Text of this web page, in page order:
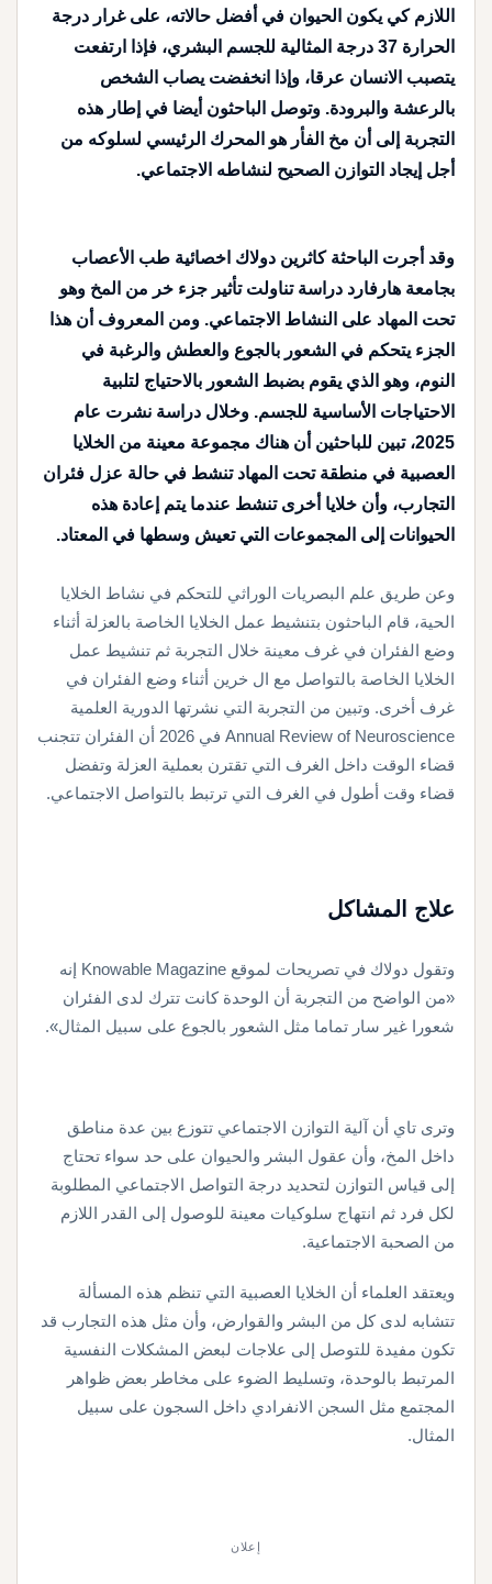
اللازم كي يكون الحيوان في أفضل حالاته، على غرار درجة
الحرارة 37 درجة المثالية للجسم البشري، فإذا ارتفعت
يتصبب الانسان عرقا، وإذا انخفضت يصاب الشخص
بالرعشة والبرودة. وتوصل الباحثون أيضا في إطار هذه
التجربة إلى أن مخ الفأر هو المحرك الرئيسي لسلوكه من
أجل إيجاد التوازن الصحيح لنشاطه الاجتماعي.
وقد أجرت الباحثة كاثرين دولاك اخصائية طب الأعصاب
بجامعة هارفارد دراسة تناولت تأثير جزء خر من المخ وهو
تحت المهاد على النشاط الاجتماعي. ومن المعروف أن هذا
الجزء يتحكم في الشعور بالجوع والعطش والرغبة في
النوم، وهو الذي يقوم بضبط الشعور بالاحتياج لتلبية
الاحتياجات الأساسية للجسم. وخلال دراسة نشرت عام
2025، تبين للباحثين أن هناك مجموعة معينة من الخلايا
العصبية في منطقة تحت المهاد تنشط في حالة عزل فئران
التجارب، وأن خلايا أخرى تنشط عندما يتم إعادة هذه
الحيوانات إلى المجموعات التي تعيش وسطها في المعتاد.
وعن طريق علم البصريات الوراثي للتحكم في نشاط الخلايا
الحية، قام الباحثون بتنشيط عمل الخلايا الخاصة بالعزلة أثناء
وضع الفئران في غرف معينة خلال التجربة ثم تنشيط عمل
الخلايا الخاصة بالتواصل مع ال خرين أثناء وضع الفئران في
غرف أخرى. وتبين من التجربة التي نشرتها الدورية العلمية
Annual Review of Neuroscience في 2026 أن الفئران تتجنب
قضاء الوقت داخل الغرف التي تقترن بعملية العزلة وتفضل
قضاء وقت أطول في الغرف التي ترتبط بالتواصل الاجتماعي.
علاج المشاكل
وتقول دولاك في تصريحات لموقع Knowable Magazine إنه
«من الواضح من التجربة أن الوحدة كانت تترك لدى الفئران
شعورا غير سار تماما مثل الشعور بالجوع على سبيل المثال».
وترى تاي أن آلية التوازن الاجتماعي تتوزع بين عدة مناطق
داخل المخ، وأن عقول البشر والحيوان على حد سواء تحتاج
إلى قياس التوازن لتحديد درجة التواصل الاجتماعي المطلوبة
لكل فرد ثم انتهاج سلوكيات معينة للوصول إلى القدر اللازم
من الصحبة الاجتماعية.
ويعتقد العلماء أن الخلايا العصبية التي تنظم هذه المسألة
تتشابه لدى كل من البشر والقوارض، وأن مثل هذه التجارب قد
تكون مفيدة للتوصل إلى علاجات لبعض المشكلات النفسية
المرتبط بالوحدة، وتسليط الضوء على مخاطر بعض ظواهر
المجتمع مثل السجن الانفرادي داخل السجون على سبيل
المثال.
إعلان